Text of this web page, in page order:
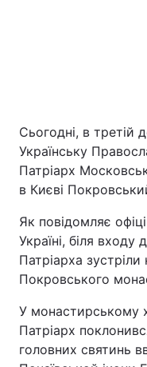
Сьогодні, в третій
Українську
Патріарх
в Києві
Як повідомляє
Україні, біля входу
Патріарха
Покровського
У монастирському
Патріарх
головних святинь